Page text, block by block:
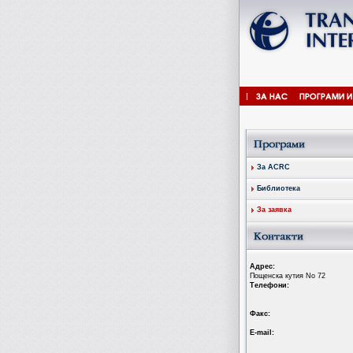
За ACRC
Библиотека
За заявка
Aдрес:
Пощенска кутия No 72
Tелефони:
Факс:
Е-mail: